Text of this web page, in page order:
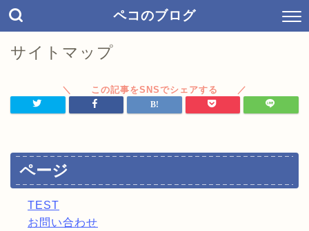
ペコのブログ
サイトマップ
ページ
TEST
お問い合わせ